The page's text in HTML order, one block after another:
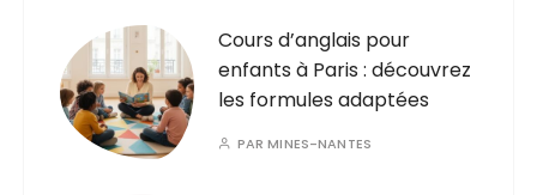
Cours d’anglais pour
enfants à Paris : découvrez
les formules adaptées
PARMINES-NANTES